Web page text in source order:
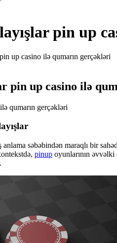
pin up
up casino ilə qumarın gerçəkləri
pin up casino ilə
qumarın gerçəkləri
anlama səbəbindən maraqlı bir
pinup oyunlarının